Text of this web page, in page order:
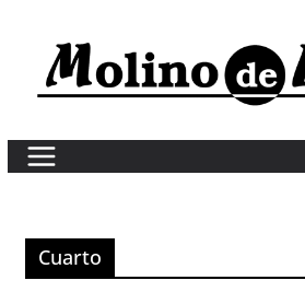
content
Cuarto